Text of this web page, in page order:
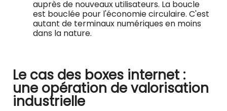
auprès de nouveaux utilisateurs. La boucle
est bouclée pour l'économie circulaire. C'est
autant de terminaux numériques en moins
dans la nature.
Le cas des boxes internet :
une opération de valorisation
industrielle